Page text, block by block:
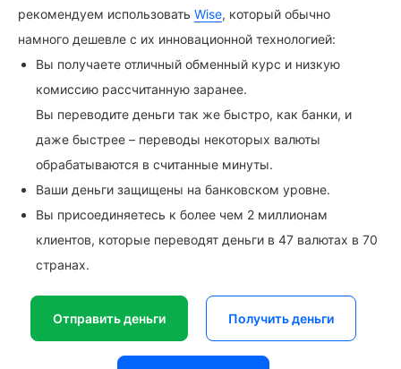
рекомендуем использовать Wise, который обычно
намного дешевле с их инновационной технологией:
Вы получаете отличный обменный курс и низкую
комиссию рассчитанную заранее.
Вы переводите деньги так же быстро, как банки, и
даже быстрее – переводы некоторых валюты
обрабатываются в считанные минуты.
Ваши деньги защищены на банковском уровне.
Вы присоединяетесь к более чем 2 миллионам
клиентов, которые переводят деньги в 47 валютах в 70
странах.
Отправить деньги Получить деньги